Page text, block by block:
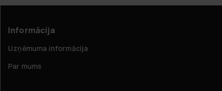
Informācija
Uzņēmuma informācija
Par mums